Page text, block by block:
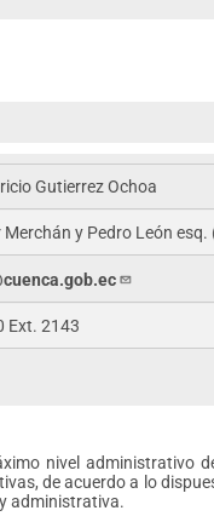
Gutierrez Ochoa
Merchán y Pedro León
Ext. 2143
nivel administrativo
de acuerdo a lo
administrativa.